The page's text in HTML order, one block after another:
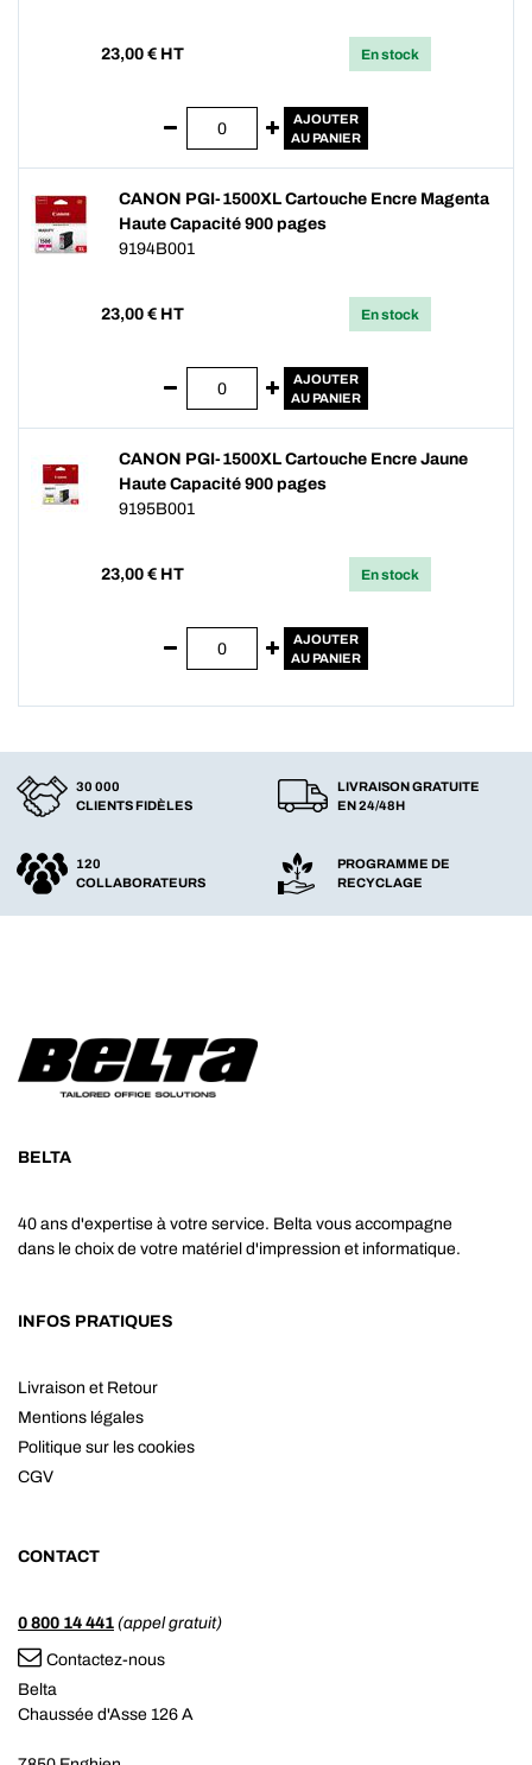
23,00 € HT En stock
AJOUTER
AU PANIER
CANON PGI-1500XL Cartouche Encre Magenta
Haute Capacité 900 pages
9194B001
23,00 € HT En stock
AJOUTER
AU PANIER
CANON PGI-1500XL Cartouche Encre Jaune
Haute Capacité 900 pages
9195B001
23,00 € HT En stock
AJOUTER
AU PANIER
30 000
CLIENTS FIDÈLES
LIVRAISON GRATUITE
EN 24/48H
120
COLLABORATEURS
PROGRAMME DE
RECYCLAGE
BELTA
40 ans d'expertise à votre service. Belta vous accompagne
dans le choix de votre matériel d'impression et informatique.
INFOS PRATIQUES
Livraison et Retour
Mentions légales
Politique sur les cookies
CGV
CONTACT
0 800 14 441 (appel gratuit)
Contactez-nous
Belta
Chaussée d'Asse 126 A